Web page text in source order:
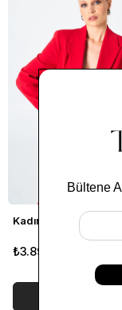
₺3.899,00